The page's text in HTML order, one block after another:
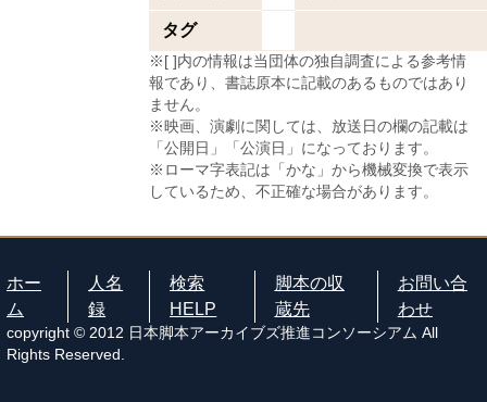
タグ
※[ ]内の情報は当団体の独自調査による参考情
報であり、書誌原本に記載のあるものではあり
ません。
※映画、演劇に関しては、放送日の欄の記載は
「公開日」「公演日」になっております。
※ローマ字表記は「かな」から機械変換で表示
しているため、不正確な場合があります。
ホー
ム
人名
録
検索
HELP
脚本の収
蔵先
お問い合
わせ
copyright © 2012 日本脚本アーカイブズ推進コンソーシアム All
Rights Reserved.